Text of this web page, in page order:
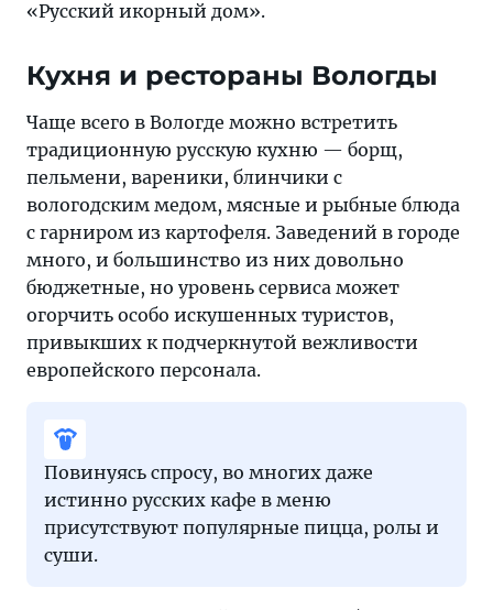
«Русский икорный дом».
Кухня и рестораны Вологды
Чаще всего в Вологде можно встретить
традиционную русскую кухню — борщ,
пельмени, вареники, блинчики с
вологодским медом, мясные и рыбные блюда
с гарниром из картофеля. Заведений в городе
много, и большинство из них довольно
бюджетные, но уровень сервиса может
огорчить особо искушенных туристов,
привыкших к подчеркнутой вежливости
европейского персонала.
Повинуясь спросу, во многих даже
истинно русских кафе в меню
присутствуют популярные пицца, ролы и
суши.